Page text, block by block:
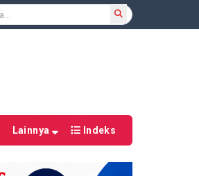
Lainnya Indeks